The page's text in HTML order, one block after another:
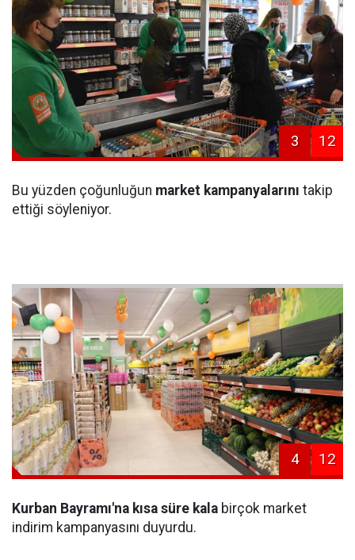
3 12
Bu yüzden çoğunluğun market kampanyalarını takip
ettiği söyleniyor.
4 12
Kurban Bayramı'na kısa süre kala birçok market
indirim kampanyasını duyurdu.